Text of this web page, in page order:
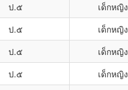
ป.๕ เด็กหญิง
ป.๕ เด็กหญิง
ป.๕ เด็กหญิง
ป.๕ เด็กหญิง